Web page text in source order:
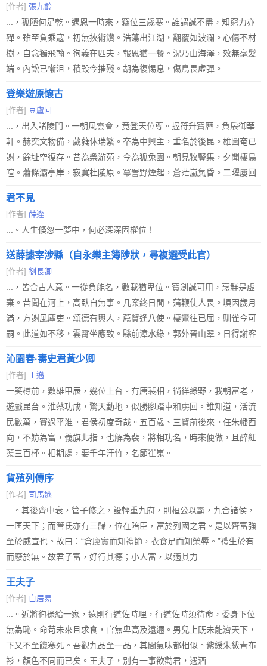
[作者] 張九齡
...，孤陋何足乾。遇恩一時來，竊位三歲寒。誰謂誠不盡，知窮力亦
殫。雖至負乘寇，初無挾術鑽。浩蕩出江湖，翻覆如波瀾。心傷不材
樹，自念獨飛翰。徇義在匹夫，報恩猶一餐。況乃山海澤，效無毫髮
端。內訟已慚沮，積毀今摧殘。胡為復惕息，傷鳥畏虛彈。
登樂遊原懷古
[作者] 豆盧回
...，出入諸陵門。一朝風雲會，竟登天位尊。握符升寶曆，負扆御華
軒。赫奕文物備，葳蕤休瑞繁。卒為中興主，垂名於後昆。雄圖奄已
謝，餘址空復存。昔為樂游苑，今為狐兔園。朝見牧豎集，夕聞棲鳥
喧。蕭條灞亭岸，寂寞杜陵原。冪詈野煙起，蒼茫嵐氣昏。二曜屢回
君不見
[作者] 薛逢
...。人生倏忽一夢中，何必深深固權位！
送薛據宰涉縣（自永樂主簿陟狀，尋複選受此官）
[作者] 劉長卿
...，皆合古人意。一從負能名，數載猶卑位。寶劍誠可用，烹鮮是虛
棄。昔聞在河上，高臥自無事。几案終日閒，蒲鞭使人畏。頃因歲月
滿，方謝風塵吏。頌德有輿人，薦賢逢八使。棲鸞往已屈，馴雀今可
嗣。此道如不移，雲霄坐應致。縣前漳水綠，郭外晉山翠。日得謝客
沁園春·壽史君黃少卿
[作者] 王邁
一笑樽前，數雄甲辰，幾位上台。有唐裴相，徜徉綠野，我朝富老，
遊戲昆台。淮蔡功成，驚天動地，似勝腳踏車和虜回。誰知道，活流
民數萬，賽過平淮。君侯初度奇哉。五百歲、三賢前後來。任朱幡西
向，不妨為富，義旗北指，也解為裴，將相功名，時來便做，且醉紅
蕖三百杯。相期處，要千年汗竹，名節崔嵬。
貨殖列傳序
[作者] 司馬遷
...。其後齊中衰，管子修之，設輕重九府，則桓公以霸，九合諸侯，
一匡天下；而管氏亦有三歸，位在陪臣，富於列國之君。是以齊富強
至於威宣也。故曰：“倉廩實而知禮節，衣食足而知榮辱。”禮生於有
而廢於無。故君子富，好行其德；小人富，以適其力
王夫子
[作者] 白居易
...。近將徇祿給一家，遠則行道佐時理，行道佐時須待命，委身下位
無為恥。命苟未來且求食，官無卑高及遠邇。男兒上既未能濟天下，
下又不至饑寒死。吾觀九品至一品，其間氣味都相似。紫綬朱紱青布
衫，顏色不同而已矣。王夫子，別有一事欲勸君，遇酒